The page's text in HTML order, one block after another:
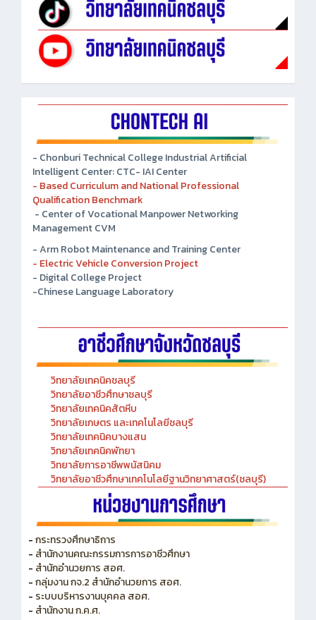
- Chonburi Technical College Industrial Artificial
Intelligent Center: CTC- IAI Center
- Based Curriculum and National Professional
Qualification Benchmark
- Center of Vocational Manpower Networking
Management CVM
- Arm Robot Maintenance and Training Center
- Electric Vehicle Conversion Project
- Digital College Project
-Chinese Language Laboratory
วิทยาลัยเทคนิคชลบุรี
วิทยาลัยอาชีวศึกษาชลบุรี
วิทยาลัยเทคนิคสัตหีบ
วิทยาลัยเกษตร และเทคโนโลยีชลบุรี
วิทยาลัยเทคนิคบางแสน
วิทยาลัยเทคนิคพัทยา
วิทยาลัยการอาชีพพนัสนิคม
วิทยาลัยอาชีวศึกษาเทคโนโลยีฐานวิทยาศาสตร์(ชลบุรี)
-กระทรวงศึกษาธิการ
- สำนักงานคณะกรรมการการอาชีวศึกษา
- สำนักอำนวยการ สอศ.
-กลุ่มงาน กจ.2 สำนักอำนวยการ สอศ.
- ระบบบริหารงานบุคคล สอศ.
- สำนักงาน ก.ค.ศ.